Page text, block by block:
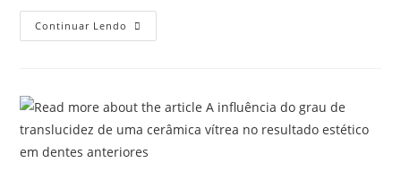
Continuar Lendo